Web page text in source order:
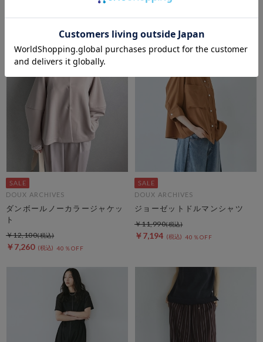
￥7,315
DOUX ARCHIVES
ダンボールノーカラージャケッ
ト
￥7,260 40％OFF
￥12,100
DOUX ARCHIVES
ジョーゼットドルマンシャツ
￥7,194 40％OFF
￥11,990